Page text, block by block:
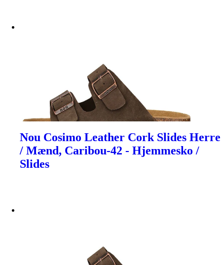
Nou Cosimo Leather Cork Slides Herre
/ Mænd, Caribou-42 - Hjemmesko /
Slides